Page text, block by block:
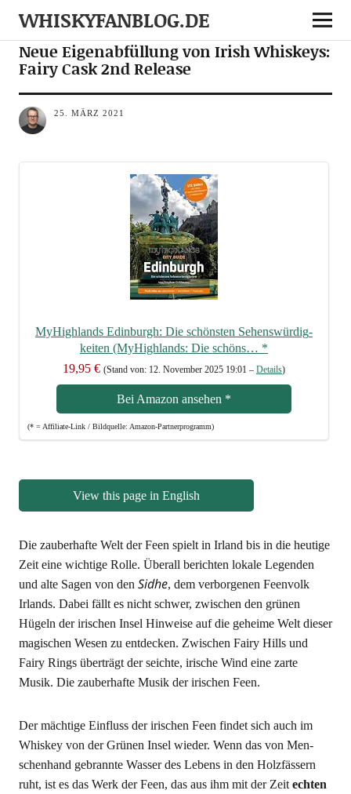
WHISKYFANBLOG.DE
NEWS NOTES
Neue Eigenabfüllung von Irish Whiskeys:
Fairy Cask 2nd Release
25. MÄRZ 2021
MyHigh­lands Edin­burgh: Die schöns­ten Sehens­wür­dig­
kei­ten (MyHigh­lands: Die schöns… *
19,95 € (Stand von: 12. Novem­ber 2025 19:01 – Details)
Bei Ama­zon anse­hen *
(* = Affi­lia­te-Link / Bild­quel­le: Amazon-Partnerprogramm)
View this page in English
Die zau­ber­haf­te Welt der Feen spielt in Irland bis in die heu­ti­ge
Zeit eine wich­ti­ge Rol­le. Über­all berich­ten loka­le Legen­den
und alte Sagen von den Sid­he, dem ver­bor­ge­nen Feen­volk
Irlands. Dabei fällt es nicht schwer, zwi­schen den grü­nen
Hügeln der iri­schen Insel Hin­wei­se auf die gehei­me Welt die­ser
magi­schen Wesen zu ent­de­cken. Zwi­schen Fairy Hills und
Fairy Rings über­trägt der seich­te, iri­sche Wind eine zar­te
Musik. Die zau­ber­haf­te Musik der iri­schen Feen.
Der mäch­ti­ge Ein­fluss der iri­schen Feen fin­det sich auch im
Whis­key von der Grü­nen Insel wie­der. Wenn das von Men­
schen­hand gebrann­te Was­ser des Lebens in den Holz­fäs­sern
ruht, ist es das Werk der Feen, das aus ihm mit der Zeit ech­ten